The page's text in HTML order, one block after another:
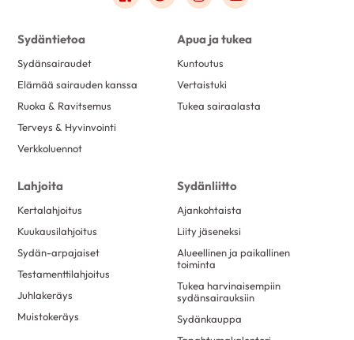
Sydäntietoa
Sydänsairaudet
Elämää sairauden kanssa
Ruoka & Ravitsemus
Terveys & Hyvinvointi
Verkkoluennot
Apua ja tukea
Kuntoutus
Vertaistuki
Tukea sairaalasta
Lahjoita
Kertalahjoitus
Kuukausilahjoitus
Sydän-arpajaiset
Testamenttilahjoitus
Juhlakeräys
Muistokeräys
Sydänliitto
Ajankohtaista
Liity jäseneksi
Alueellinen ja paikallinen
toiminta
Tukea harvinaisempiin
sydänsairauksiin
Sydänkauppa